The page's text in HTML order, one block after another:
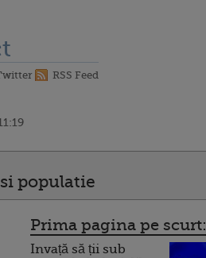
RSS Feed
populatie
Prima pagina pe scurt:
Invață să ții sub